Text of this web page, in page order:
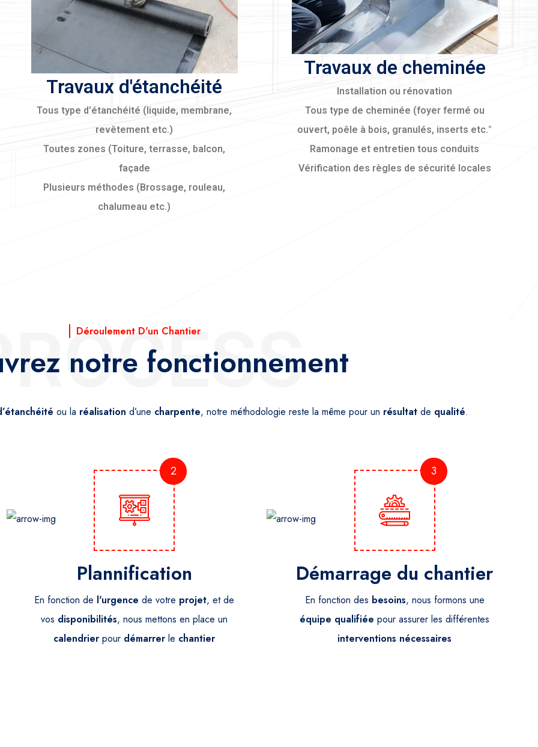
Travaux d'étanchéité
Tous type d'étanchéité (liquide, membrane,
revêtement etc.)
Toutes zones (Toiture, terrasse, balcon,
façade
Plusieurs méthodes (Brossage, rouleau,
chalumeau etc.)
Travaux de cheminée
Installation ou rénovation
Tous type de cheminée (foyer fermé ou
ouvert, poêle à bois, granulés, inserts etc.°
Ramonage et entretien tous conduits
Vérification des règles de sécurité locales
Déroulement D'un Chantier
notre fonctionnement
ou la réalisation d’une charpente, notre méthodologie reste la même pour un résultat de qualité.
2
Plannification
En fonction de l'urgence de votre projet, et de
vos disponibilités, nous mettons en place un
calendrier pour démarrer le chantier
3
Démarrage du chantier
En fonction des besoins, nous formons une
équipe qualifiée pour assurer les différentes
interventions nécessaires